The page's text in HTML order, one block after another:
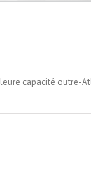
capacité outre-